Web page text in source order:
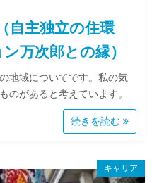
自主独立の住環
万次郎との縁）
地域についてです。私の気
のがあると考えています。
続きを読む
キャリア